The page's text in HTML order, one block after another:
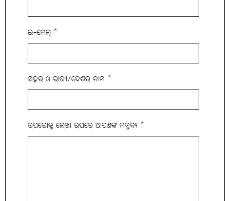
ଇ-ମେଲ୍ *
ସହର ଓ ରାଜ୍ୟ/ଦେଶର ନାମ *
ଉପରୋକ୍ତ ଲେଖା ଉପରେ ଆପଣଙ୍କ ମନ୍ତବ୍ୟ *